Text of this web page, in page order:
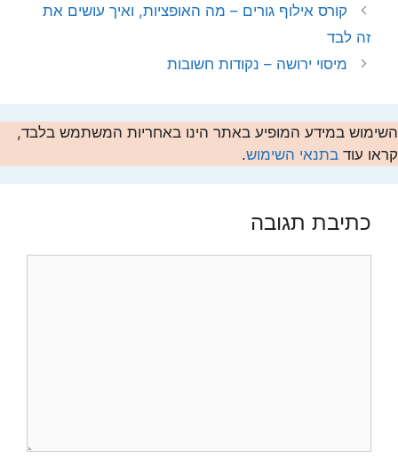
קורס אילוף גורים – מה האופציות, ואיך עושים את
זה לבד
מיסוי ירושה – נקודות חשובות
השימוש במידע המופיע באתר הינו באחריות המשתמש בלבד,
קראו עוד בתנאי השימוש.
כתיבת תגובה